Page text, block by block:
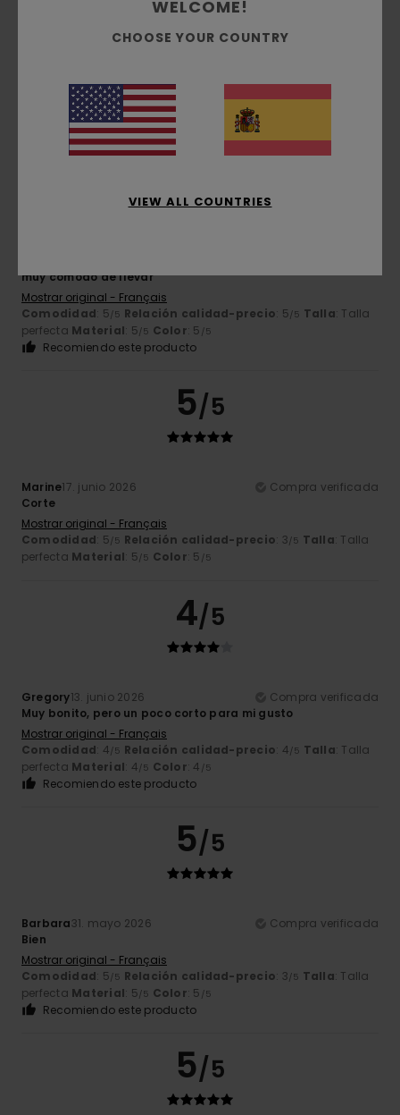
5. julio 2026
Compra verificada
Comodidad: 5/5 Relación calidad-precio: 4 Talla
Material: 5/5 Color
Recomiendo este producto
muy cómodo de llevar
Mostrar original - Français
Comodidad: 5/5 Relación calidad-precio: 5/5 Talla: Talla
perfecta Material: 5/5 Color: 5 /5
Recomiendo este producto
5/5
Marine17. junio 2026
Compra verificada
Corte
Mostrar original - Français
Comodidad: 5/5 Relación calidad-precio: 3/5 Talla: Talla
perfecta Material: 5/5 Color: 5 /5
4/5
Gregory13. junio 2026
Compra verificada
Muy bonito, pero un poco corto para mi gusto
Mostrar original - Français
Comodidad: 4/5 Relación calidad-precio: 4/5 Talla: Talla
perfecta Material: 4/5 Color: 4 /5
Recomiendo este producto
5/5
Barbara31. mayo 2026
Compra verificada
Bien
Mostrar original - Français
Comodidad: 5/5 Relación calidad-precio: 3/5 Talla: Talla
perfecta Material: 5/5 Color: 5 /5
Recomiendo este producto
5/5
WELCOME!
CHOOSE YOUR COUNTRY
VIEW ALL COUNTRIES